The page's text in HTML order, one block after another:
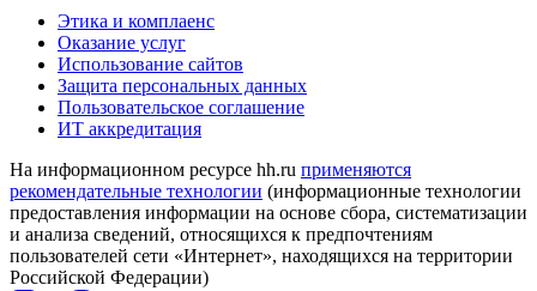
Этика и комплаенс
Оказание услуг
Использование сайтов
Защита персональных данных
Пользовательское соглашение
ИТ аккредитация
На информационном ресурсе hh.ru применяются
рекомендательные технологии (информационные технологии
предоставления информации на основе сбора, систематизации
и анализа сведений, относящихся к предпочтениям
пользователей сети «Интернет», находящихся на территории
Российской Федерации)